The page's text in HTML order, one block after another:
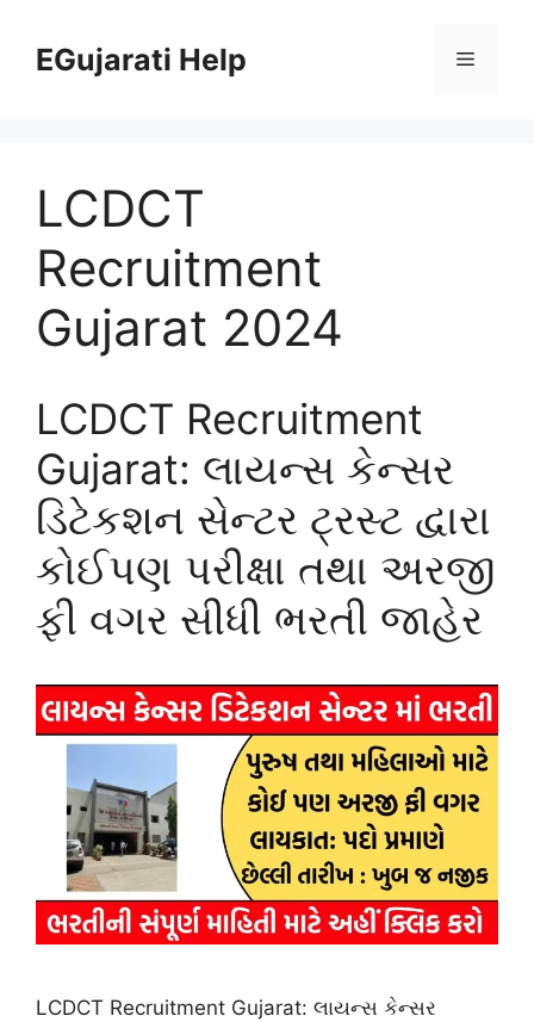
contentEGujarati Help Menu
LCDCT
Recruitment
Gujarat 2024
LCDCT Recruitment
Gujarat: લાયન્સ કેન્સર
ડિટેકશન સેન્ટર ટ્રસ્ટ દ્વારા
કોઈપણ પરીક્ષા તથા અરજી
ફી વગર સીધી ભરતી જાહેર
LCDCT Recruitment Gujarat: લાયન્સ કેન્સર